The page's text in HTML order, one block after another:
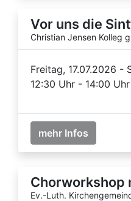
Vor uns die
Christian Jensen Kolleg
Freitag, 17.07.2026 -
12:30 Uhr - 14:00 Uhr
mehr Infos
Chorworkshop
Ev.-Luth.